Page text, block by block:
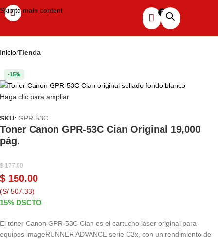
Skip to main content
Inicio Tienda
-15%
Haga clic para ampliar
SKU: GPR-53C
Toner Canon GPR-53C Cian Original 19,000
pág.
$177.00
$ 150.00
(S/ 507.33)
15% DSCTO
El tóner Canon GPR-53C Cian es el cartucho láser original para
equipos imageRUNNER ADVANCE serie C3x, con un rendimiento de